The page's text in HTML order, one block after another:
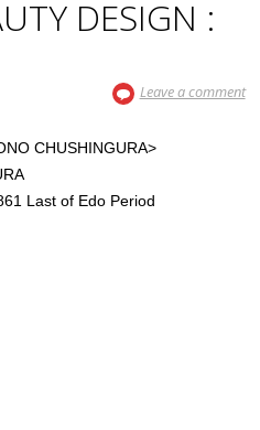
DESIGN :
Leave a comment
CHUSHINGURA>
Last of Edo Period